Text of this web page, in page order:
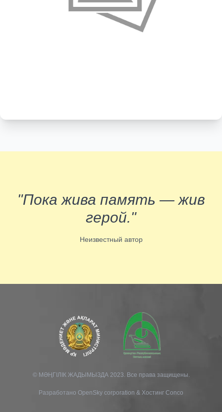
"Пока жива память — жив
герой."
Неизвестный автор
© МӘҢГІЛІК ЖАДЫМЫЗДА 2023. Все права защищены.
Разработано OpenSky corporation & Хостинг Conco